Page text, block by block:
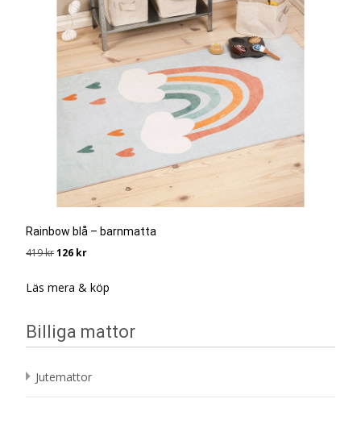
Rainbow blå – barnmatta
419krDet
priset
126 krDet
priset
Läs mera & köp
Billiga mattor
Jutemattor